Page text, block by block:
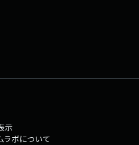
示
ラボについて